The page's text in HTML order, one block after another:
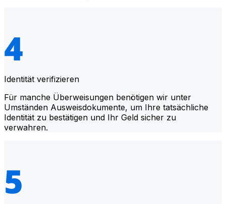
Identität verifizieren
Für manche Überweisungen benötigen wir unter
Umständen Ausweisdokumente, um Ihre tatsächliche
Identität zu bestätigen und Ihr Geld sicher zu
verwahren.